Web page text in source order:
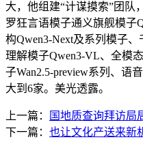
大，他组建“计谋摸索”团队
罗狂言语模子通义旗舰模子
构Qwen3-Next及系列模子
理解模子Qwen3-VL、全模
子Wan2.5-preview系列、语
大到6家。美光透露。
上一篇：
国地质查询拜访局
下一篇： 也让文化产送来新